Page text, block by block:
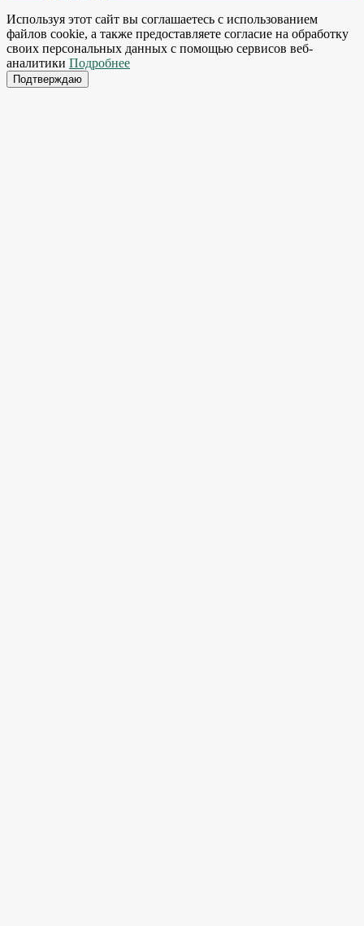
Используя этот сайт вы соглашаетесь с использованием
файлов cookie, а также предоставляете согласие на обработку
своих персональных данных с помощью сервисов веб-
аналитики Подробнее
Подтверждаю